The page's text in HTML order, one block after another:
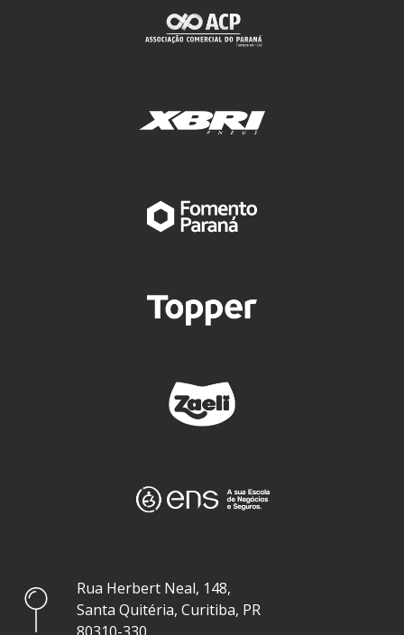
Rua Herbert Neal, 148,
Santa Quitéria, Curitiba, PR